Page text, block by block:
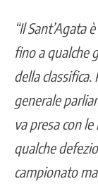
“Il Sant’Agata
fino a qualche
della
generale
va presa con
qualche
campionato